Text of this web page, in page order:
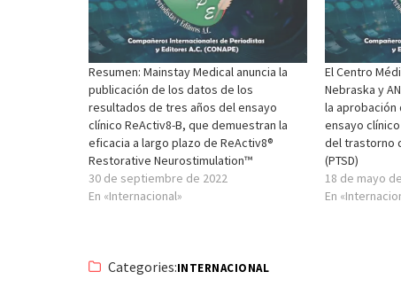
Resumen: Mainstay Medical anuncia la
publicación de los datos de los
resultados de tres años del ensayo
clínico ReActiv8-B, que demuestran la
eficacia a largo plazo de ReActiv8®
Restorative Neurostimulation™
30 de septiembre de 2022
En «Internacional»
El Centro
Nebraska y
la aprobación
ensayo
del trastorno
(PTSD)
18 de mayo
En
Categories:INTERNACIONAL